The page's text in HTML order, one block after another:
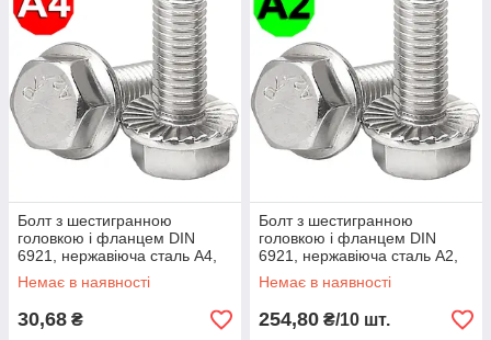
Болт з шестигранною
головкою і фланцем DIN
6921, нержавіюча сталь А4,
М10 X 20
Немає в наявності
30,68 ₴
Болт з шестигранною
головкою і фланцем DIN
6921, нержавіюча сталь А2,
М10 X 16
Немає в наявності
254,80 ₴/10 шт.